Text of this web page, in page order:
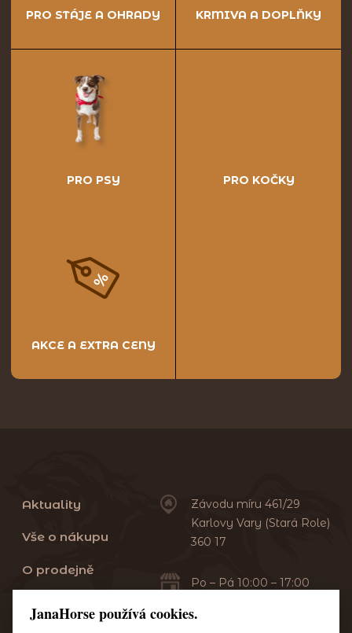
PRO STÁJE A OHRADY KRMIVA A DOPLŇKY
PRO PSY PRO KOČKY
AKCE A EXTRA CENY
Aktuality
Vše o nákupu
O prodejně
Závodu míru 461/29
Karlovy Vary (Stará Role)
360 17
Po – Pá 10:00 – 17:00
JanaHorse používá cookies.